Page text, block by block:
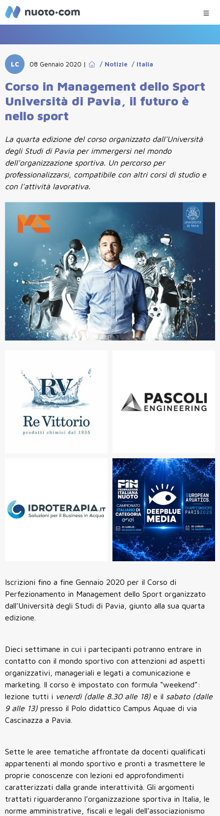
LC 08 Gennaio 2020 | / Notizie / Italia
Corso in Management dello Sport
Università di Pavia, il futuro è
nello sport
La quarta edizione del corso organizzato dall'Università
degli Studi di Pavia per immergersi nel mondo
dell'organizzazione sportiva. Un percorso per
professionalizzarsi, compatibile con altri corsi di studio e
con l'attività lavorativa.
Iscrizioni fino a fine Gennaio 2020 per il Corso di
Perfezionamento in Management dello Sport organizzato
dall’Università degli Studi di Pavia, giunto alla sua quarta
edizione.
Dieci settimane in cui i partecipanti potranno entrare in
contatto con il mondo sportivo con attenzioni ad aspetti
organizzativi, manageriali e legati a comunicazione e
marketing. Il corso è impostato con formula “weekend”:
lezione tutti i venerdì (dalle 8.30 alle 18) e il sabato (dalle
9 alle 13) presso il Polo didattico Campus Aquae di via
Cascinazza a Pavia.
Sette le aree tematiche affrontate da docenti qualificati
appartenenti al mondo sportivo e pronti a trasmettere le
proprie conoscenze con lezioni ed approfondimenti
caratterizzati dalla grande interattività. Gli argomenti
trattati riguarderanno l’organizzazione sportiva in Italia, le
norme amministrative, fiscali e legali dell’associazionismo